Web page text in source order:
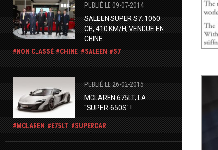
PUBLIÉ LE 09-07-2014
SALEEN SUPER S7: 1060
CH, 410 KM/H, VENDUE EN
CHINE.
NON CLASSÉ
CHINE SALEEN S7
PUBLIÉ LE 26-02-2015
MCLAREN 675LT, LA
"SUPER-650S" !
MCLAREN 675LT SUPERCAR